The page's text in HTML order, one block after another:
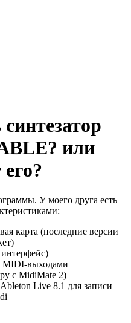
или
У моего друга есть
карта (последние версии
MIDI-выходами
с MidiMate 2)
Live 8.1 для записи